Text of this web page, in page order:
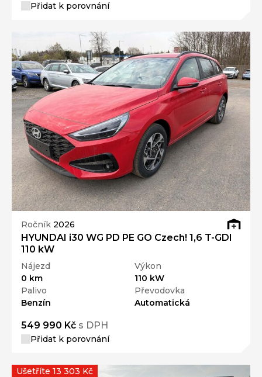
Přidat k porovnání
Ročník 2026
HYUNDAI i30 WG PD PE GO Czech! 1,6 T-GDI
110 kW
Nájezd
0 km
Výkon
110 kW
Palivo
Benzín
Převodovka
Automatická
549 990 Kč s DPH
Přidat k porovnání
Ušetříte 13 303 Kč